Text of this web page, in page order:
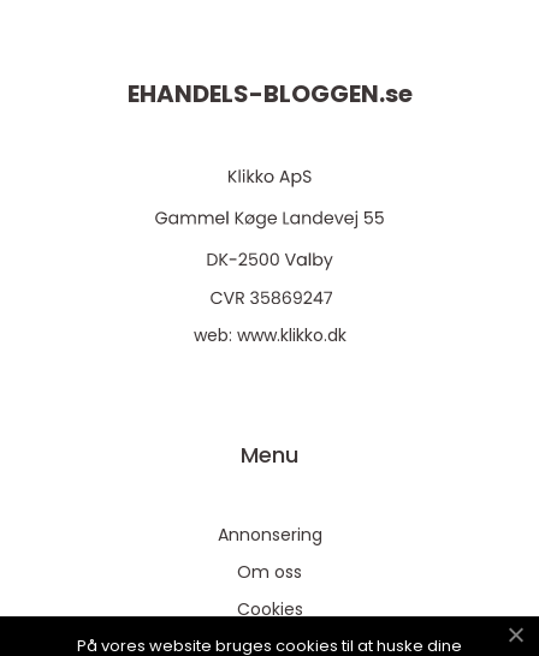
EHANDELS-BLOGGEN.se
web: www.klikko.dk
Menu
Annonsering
Om oss
Cookies
Kontakta oss
På vores website bruges cookies til at huske dine